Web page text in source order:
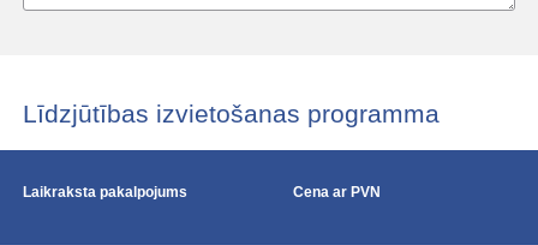
Līdzjūtības izvietošanas programma
Laikraksta pakalpojums Cena ar PVN